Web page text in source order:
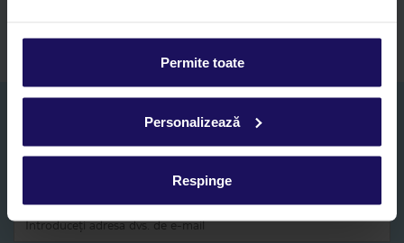
Permite toate
Personalizează
Respinge
Abonați-vă la newsletter